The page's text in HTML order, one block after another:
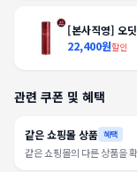
[본사직영] 오
22,400원할인
관련 쿠폰 및 혜택
같은 쇼핑몰 상품 혜택
같은 쇼핑몰의 다른 상품을